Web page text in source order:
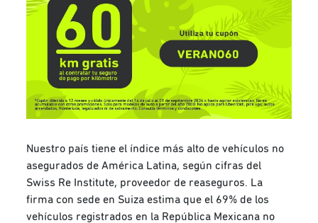
Nuestro país tiene el índice más alto de vehículos no
asegurados de América Latina, según cifras del
Swiss Re Institute, proveedor de reaseguros. La
firma con sede en Suiza estima que el 69% de los
vehículos registrados en la República Mexicana no